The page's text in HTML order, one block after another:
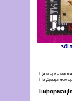
Ця марка
По Діварі